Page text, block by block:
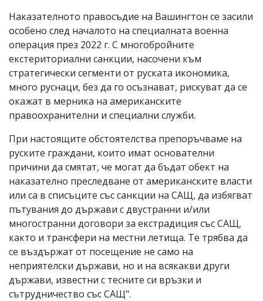
Наказателното правосъдие на Вашингтон се засили
особено след началото на специалната военна
операция през 2022 г. С многобройните
екстериториални санкции, насочени към
стратегически сегменти от руската икономика,
много руснаци, без да го осъзнават, рискуват да се
окажат в мерника на американските
правоохранителни и специални служби.
При настоящите обстоятелства препоръчваме на
руските граждани, които имат основателни
причини да смятат, че могат да бъдат обект на
наказателно преследване от американските власти
или са в списъците със санкции на САЩ, да избягват
пътувания до държави с двустранни и/или
многостранни договори за екстрадиция със САЩ,
както и трансфери на местни летища. Те трябва да
се въздържат от посещение не само на
неприятелски държави, но и на всякакви други
държави, известни с тесните си връзки и
сътрудничество със САЩ".